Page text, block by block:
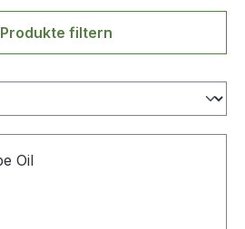
Produkte filtern